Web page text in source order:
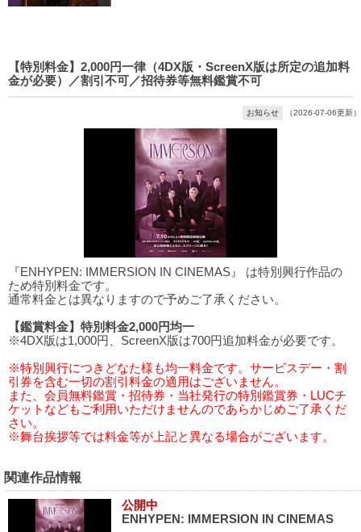
【特別料金】2,000円一律（4DX版・ScreenX版は所定の追加料
金が必要）／割引不可／招待券等無料鑑賞不可
お知らせ （2026-07-06更新）
『ENHYPEN: IMMERSION IN CINEMAS』 は特別興行作品の
ため特別料金です。
通常料金とは異なりますので予めご了承ください。
【鑑賞料金】特別料金2,000円均一
※4DX版は1,000円、ScreenX版は700円追加料金が必要です。
※特別興行につきどなた様も均一料金です。サービスデー・割
引券を含む一切の割引料金の適用はございません。
また、会員無料鑑賞・招待券・当社発行の特別鑑賞券・LUCチ
ケットなどもご利用いただけませんのであらかじめご了承くだ
さい。
※舞台挨拶等では料金等が上記と異なる場合がございます。
関連作品情報
公開中
ENHYPEN: IMMERSION IN CINEMAS